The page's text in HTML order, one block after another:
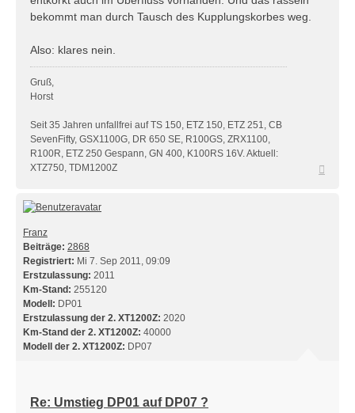
bekommt man durch Tausch des Kupplungskorbes weg.
Also: klares nein.
Gruß,
Horst
Seit 35 Jahren unfallfrei auf TS 150, ETZ 150, ETZ 251, CB
SevenFifty, GSX1100G, DR 650 SE, R100GS, ZRX1100,
R100R, ETZ 250 Gespann, GN 400, K100RS 16V. Aktuell:
XTZ750, TDM1200Z
Franz
Beiträge: 2868
Registriert: Mi 7. Sep 2011, 09:09
Erstzulassung: 2011
Km-Stand: 255120
Modell: DP01
Erstzulassung der 2. XT1200Z: 2020
Km-Stand der 2. XT1200Z: 40000
Modell der 2. XT1200Z: DP07
Re: Umstieg DP01 auf DP07 ?